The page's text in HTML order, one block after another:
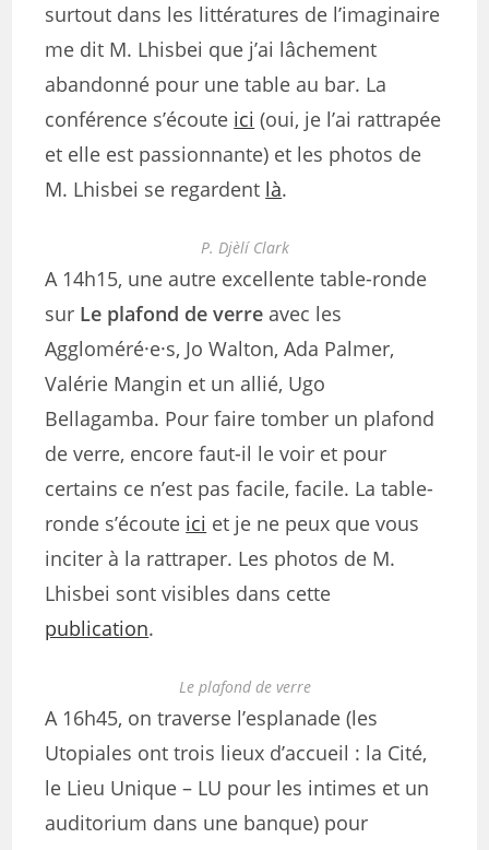
surtout dans les littératures de l’imaginaire
me dit M. Lhisbei que j’ai lâchement
abandonné pour une table au bar. La
conférence s’écoute ici (oui, je l’ai rattrapée
et elle est passionnante) et les photos de
M. Lhisbei se regardent là.
P. Djèlí Clark
A 14h15, une autre excellente table-ronde
sur Le plafond de verre avec les
Aggloméré·e·s, Jo Walton, Ada Palmer,
Valérie Mangin et un allié, Ugo
Bellagamba. Pour faire tomber un plafond
de verre, encore faut-il le voir et pour
certains ce n’est pas facile, facile. La table-
ronde s’écoute ici et je ne peux que vous
inciter à la rattraper. Les photos de M.
Lhisbei sont visibles dans cette
publication.
Le plafond de verre
A 16h45, on traverse l’esplanade (les
Utopiales ont trois lieux d’accueil : la Cité,
le Lieu Unique – LU pour les intimes et un
auditorium dans une banque) pour